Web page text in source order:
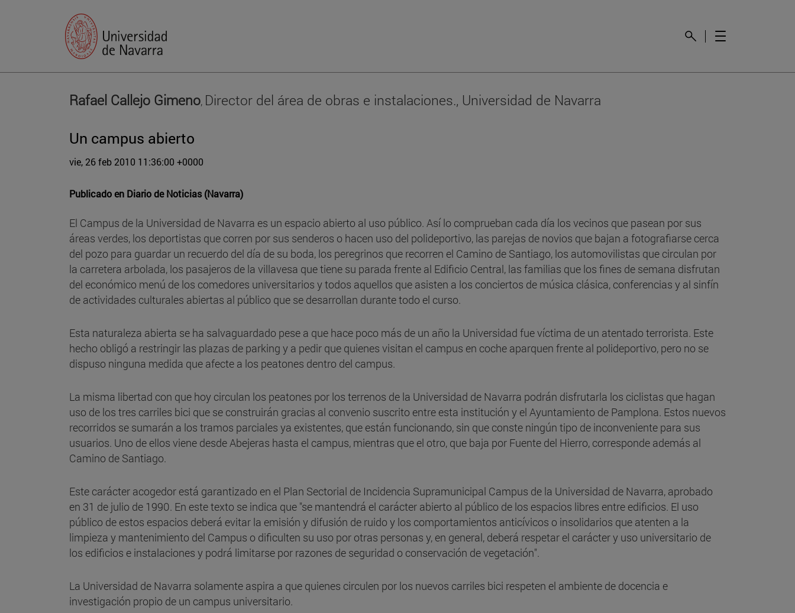
Rafael Callejo Gimeno, Director del área de obras e instalaciones., Universidad de Navarra
Un campus abierto
vie, 26 feb 2010 11:36:00 +0000
Publicado en Diario de Noticias (Navarra)
El Campus de la Universidad de Navarra es un espacio abierto al uso público. Así lo comprueban cada día los vecinos que pasean por sus
áreas verdes, los deportistas que corren por sus senderos o hacen uso del polideportivo, las parejas de novios que bajan a fotografiarse cerca
del pozo para guardar un recuerdo del día de su boda, los peregrinos que recorren el Camino de Santiago, los automovilistas que circulan por
la carretera arbolada, los pasajeros de la villavesa que tiene su parada frente al Edificio Central, las familias que los fines de semana disfrutan
del económico menú de los comedores universitarios y todos aquellos que asisten a los conciertos de música clásica, conferencias y al sinfín
de actividades culturales abiertas al público que se desarrollan durante todo el curso.
Esta naturaleza abierta se ha salvaguardado pese a que hace poco más de un año la Universidad fue víctima de un atentado terrorista. Este
hecho obligó a restringir las plazas de parking y a pedir que quienes visitan el campus en coche aparquen frente al polideportivo, pero no se
dispuso ninguna medida que afecte a los peatones dentro del campus.
La misma libertad con que hoy circulan los peatones por los terrenos de la Universidad de Navarra podrán disfrutarla los ciclistas que hagan
uso de los tres carriles bici que se construirán gracias al convenio suscrito entre esta institución y el Ayuntamiento de Pamplona. Estos nuevos
recorridos se sumarán a los tramos parciales ya existentes, que están funcionando, sin que conste ningún tipo de inconveniente para sus
usuarios. Uno de ellos viene desde Abejeras hasta el campus, mientras que el otro, que baja por Fuente del Hierro, corresponde además al
Camino de Santiago.
Este carácter acogedor está garantizado en el Plan Sectorial de Incidencia Supramunicipal Campus de la Universidad de Navarra, aprobado
en 31 de julio de 1990. En este texto se indica que "se mantendrá el carácter abierto al público de los espacios libres entre edificios. El uso
público de estos espacios deberá evitar la emisión y difusión de ruido y los comportamientos anticívicos o insolidarios que atenten a la
limpieza y mantenimiento del Campus o dificulten su uso por otras personas y, en general, deberá respetar el carácter y uso universitario de
los edificios e instalaciones y podrá limitarse por razones de seguridad o conservación de vegetación".
La Universidad de Navarra solamente aspira a que quienes circulen por los nuevos carriles bici respeten el ambiente de docencia e
investigación propio de un campus universitario.